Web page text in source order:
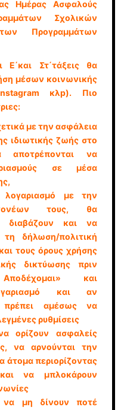
Ημέρας Ασφαλούς
Σχολικών
Προγραμμάτων
Στ΄τάξεις θα
µέσων κοινωνικής
κλp). Πιο
µε την ασφάλεια
ιδιωτικής ζωής στο
αποτρέπονται να
σε μέσα
λογαριασμό με την
τους, θα
διαβάζουν και να
δήλωση/πολιτική
τους όρους χρήσης
δικτύωσης πριν
και
και αν
πρέπει αµέσως να
ρυθµίσεις
ορίζουν ασφαλείς
να αρνούνται την
περιορίζοντας
να µπλοκάρουν
να µη δίνουν ποτέ